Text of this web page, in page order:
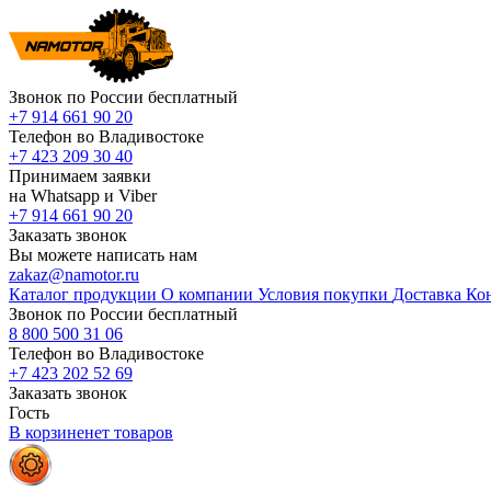
Звонок по России бесплатный
+7 914 661 90 20
Телефон во Владивостоке
+7 423 209 30 40
Принимаем заявки
на Whatsapp и Viber
+7 914 661 90 20
Заказать звонок
Вы можете написать нам
zakaz@namotor.ru
Каталог продукции О компании Условия покупки Доставка
Звонок по России бесплатный
8 800 500 31 06
Телефон во Владивостоке
+7 423 202 52 69
Заказать звонок
Гость
В корзиненет товаров